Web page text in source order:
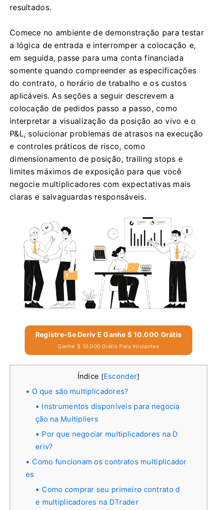
resultados.
Comece no ambiente de demonstração para testar
a lógica de entrada e interromper a colocação e,
em seguida, passe para uma conta financiada
somente quando compreender as especificações
do contrato, o horário de trabalho e os custos
aplicáveis. As seções a seguir descrevem a
colocação de pedidos passo a passo, como
interpretar a visualização da posição ao vivo e o
P&L, solucionar problemas de atrasos na execução
e controles práticos de risco, como
dimensionamento de posição, trailing stops e
limites máximos de exposição para que você
negocie multiplicadores com expectativas mais
claras e salvaguardas responsáveis.
Registre-Se Deriv E Ganhe $ 10.000 Grátis
Ganhe $ 10.000 Grátis Para Iniciantes
Índice [Esconder]
O que são multiplicadores?
Instrumentos disponíveis para negocia
ção na Multipliers
Por que negociar multiplicadores na D
eriv?
Como funcionam os contratos multiplicador
es
Como comprar seu primeiro contrato d
e multiplicadores na DTrader